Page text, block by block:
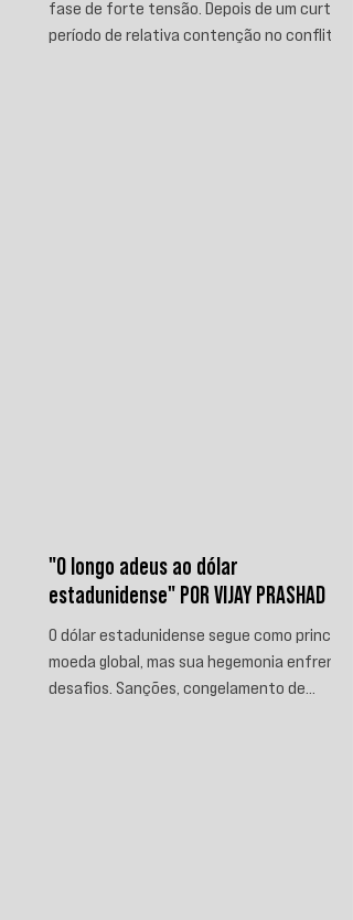
fase de forte tensão. Depois de um curto
período de relativa contenção no conflito,
"O longo adeus ao dólar
estadunidense" POR VIJAY PRASHAD
O dólar estadunidense segue como principal
moeda global, mas sua hegemonia enfrenta
desafios. Sanções, congelamento de